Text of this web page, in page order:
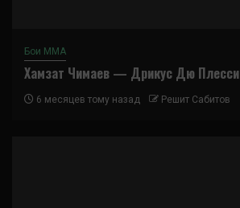
Бои ММА
Хамзат Чимаев — Дрикус Дю Плесси
6 месяцев тому назад Решит Сабитов